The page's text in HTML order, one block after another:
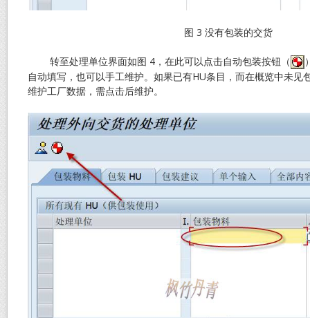
图 3 没有包装的交货
转至处理单位界面如图 4，在此可以点击自动包装按钮（
自动填写，也可以手工维护。如果已有HU条目，而在概览中未见
维护工厂数据，需点击后维护。